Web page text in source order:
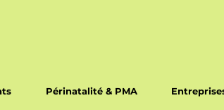
Périnatalité & PMA